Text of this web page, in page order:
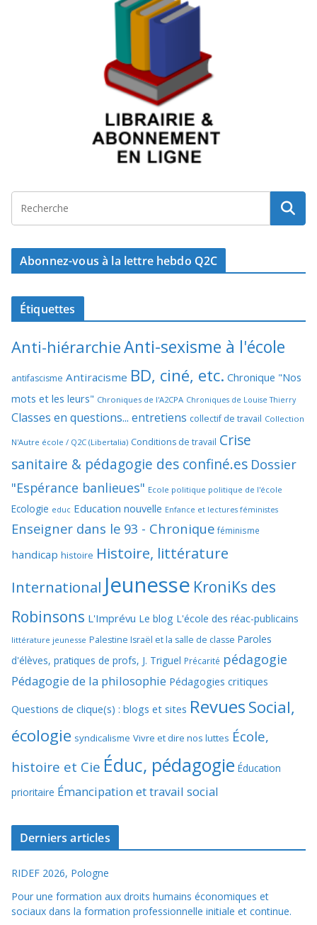
Abonnez-vous à la lettre hebdo Q2C
Étiquettes
Anti-hiérarchieAnti-sexisme à l'école
antifascisme Antiracisme BD, ciné, etc. Chronique "Nos
mots et les leurs" Chroniques de l'A2CPA Chroniques de Louise Thierry
Classes en questions... entretiens collectif de travail Collection
N'Autre école / Q2C (Libertalia) Conditions de travail Crise
sanitaire & pédagogie des confiné.es Dossier
"Espérance banlieues" Ecole politique politique de l'école
Ecologie educ Education nouvelle Enfance et lectures féministes
Enseigner dans le 93 - Chronique féminisme
handicap histoire Histoire, littérature
International Jeunesse KroniKs des
Robinsons L'Imprévu Le blog L'école des réac-publicains
littérature jeunesse Palestine Israël et la salle de classe Paroles
d'élèves, pratiques de profs, J. Triguel Précarité pédagogie
Pédagogie de la philosophie Pédagogies critiques
Questions de clique(s) : blogs et sites RevuesSocial,
écologie syndicalisme Vivre et dire nos luttes École,
histoire et Cie Éduc, pédagogie Éducation
prioritaire Émancipation et travail social
Derniers articles
RIDEF 2026, Pologne
Pour une formation aux droits humains économiques et
sociaux dans la formation professionnelle initiale et continue.